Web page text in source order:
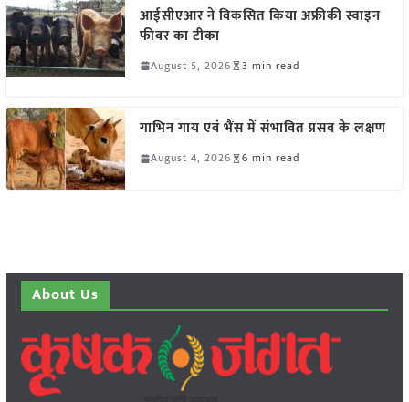
आईसीएआर ने विकसित किया अफ्रीकी स्वाइन
फीवर का टीका
August 5, 2026 3 min read
गाभिन गाय एवं भैंस में संभावित प्रसव के लक्षण
August 4, 2026 6 min read
About Us